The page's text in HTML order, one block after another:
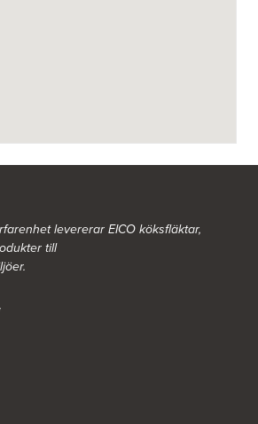
levererar EICO köksfläktar,
till